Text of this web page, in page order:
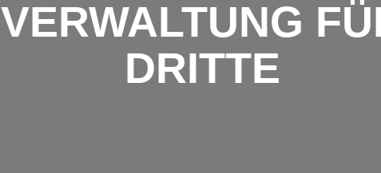
VERWALTUNG
DRITTE